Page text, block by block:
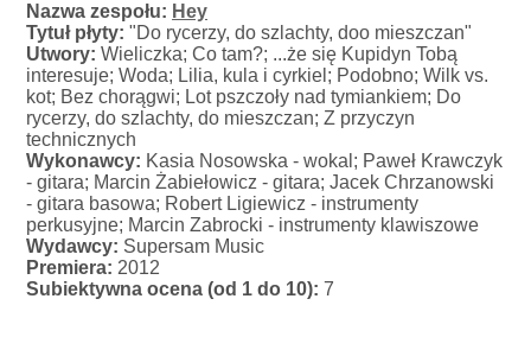
Nazwa zespołu: Hey
Tytuł płyty: "Do rycerzy, do szlachty, doo mieszczan"
Utwory: Wieliczka; Co tam?; ...że się Kupidyn Tobą
interesuje; Woda; Lilia, kula i cyrkiel; Podobno; Wilk vs.
kot; Bez chorągwi; Lot pszczoły nad tymiankiem; Do
rycerzy, do szlachty, do mieszczan; Z przyczyn
technicznych
Wykonawcy: Kasia Nosowska - wokal; Paweł Krawczyk
- gitara; Marcin Żabiełowicz - gitara; Jacek Chrzanowski
- gitara basowa; Robert Ligiewicz - instrumenty
perkusyjne; Marcin Zabrocki - instrumenty klawiszowe
Wydawcy: Supersam Music
Premiera: 2012
Subiektywna ocena (od 1 do 10): 7